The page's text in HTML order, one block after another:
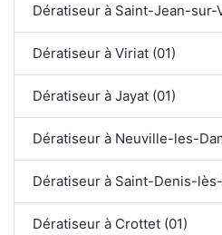
Dératiseur à Saint-Jean-sur-
Dératiseur à Viriat (01)
Dératiseur à Jayat (01)
Dératiseur à Neuville-les-
Dératiseur à Saint-Denis-
Dératiseur à Crottet (01)